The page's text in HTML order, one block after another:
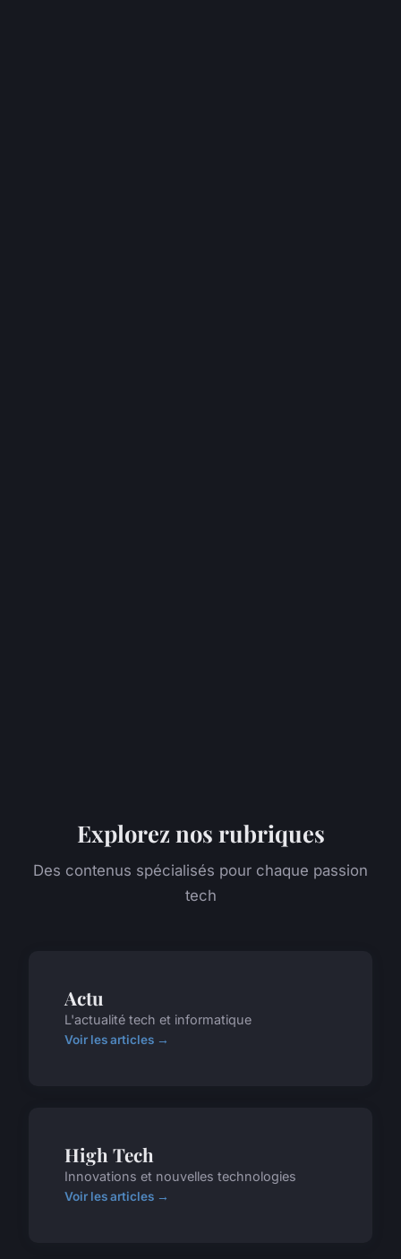
Explorez nos rubriques
Des contenus spécialisés pour chaque passion
tech
Actu
L'actualité tech et informatique
Voir les articles →
High Tech
Innovations et nouvelles technologies
Voir les articles →